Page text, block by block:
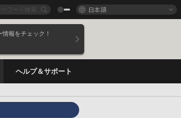
日本語
報をチェック！
ヘルプ＆サポート